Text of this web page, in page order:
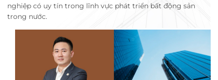
nghiệp có uy tín trong lĩnh vực phát triển bất động sản
trong nước.